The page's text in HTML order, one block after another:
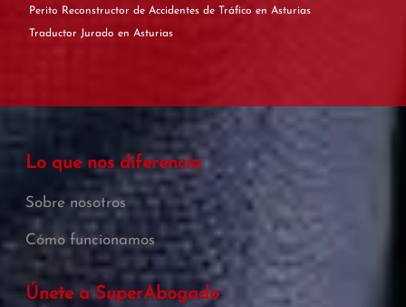
Perito Reconstructor de Accidentes de Tráfico en Asturias
Traductor Jurado en Asturias
Lo que nos diferencia
Sobre nosotros
Cómo funcionamos
Únete a SuperAbogado